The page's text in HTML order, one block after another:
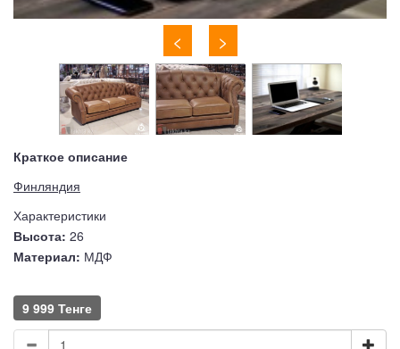
< >
Краткое описание
Финляндия
Характеристики
Высота: 26
Материал: МДФ
9 999 Тенге